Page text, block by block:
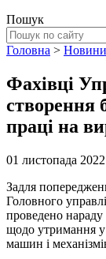
Пошук
Головна > Новини
Фахівці
створення
праці на
01 листопада 2022
Задля
Головного
проведено
щодо утримання у
машин і